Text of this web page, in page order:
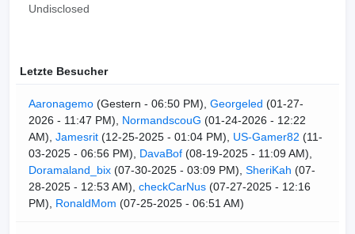
Undisclosed
Letzte Besucher
Aaronagemo (Gestern - 06:50 PM),Georgeled (01-27-
2026 - 11:47 PM), NormandscouG (01-24-2026 - 12:22
AM),Jamesrit (12-25-2025 - 01:04 PM), US-Gamer82 (11-
03-2025 - 06:56 PM), DavaBof (08-19-2025 - 11:09 AM),
Doramaland_bix (07-30-2025 - 03:09 PM),SheriKah (07-
28-2025 - 12:53 AM),checkСarNus (07-27-2025 - 12:16
PM), RonaldMom (07-25-2025 - 06:51 AM)